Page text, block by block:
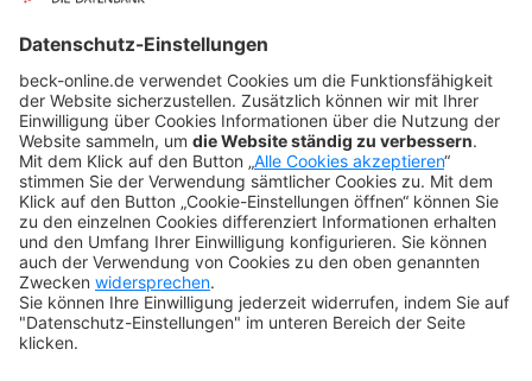
Nachhaltigkeit
NÜTZLICHES
FAQs
Tipps & Tricks
Newsletter
Abo kündigen
Widerruf
SONSTIGES
Impressum
Datenschutz
Rechtliches
Kontakt